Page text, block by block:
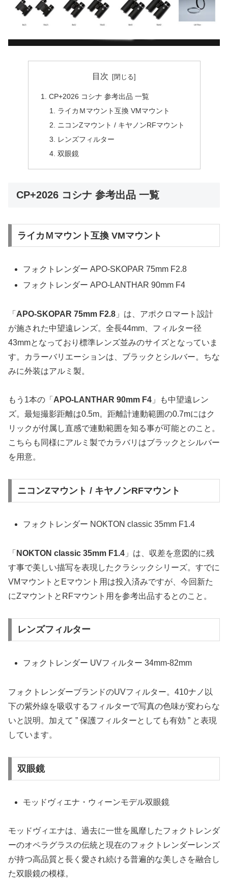
目次
CP+2026 コシナ 参考出品 一覧
ライカＭマウント互換 VMマウント
ニコンZマウント / キヤノンRFマウント
レンズフィルター
双眼鏡
CP+2026 コシナ 参考出品 一覧
ライカＭマウント互換 VMマウント
フォクトレンダー APO-SKOPAR 75mm F2.8
フォクトレンダー APO-LANTHAR 90mm F4
「 APO-SKOPAR 75mm F2.8 」は、アポクロマート設計
が施された中望遠レンズ。全長44mm、フィルター径
43mmとなっており標準レンズ並みのサイズとなっていま
す。カラーバリエーションは、ブラックとシルバー。ちな
みに外装はアルミ製。
もう1本の「 APO-LANTHAR 90mm F4 」も中望遠レン
ズ。最短撮影距離は0.5m。距離計連動範囲の0.7mにはク
リックが付属し直感で連動範囲を知る事が可能とのこと。
こちらも同様にアルミ製でカラバリはブラックとシルバー
を用意。
ニコンZマウント / キヤノンRFマウント
フォクトレンダー NOKTON classic 35mm F1.4
「 NOKTON classic 35mm F1.4 」は、収差を意図的に残
す事で美しい描写を表現したクラシックシリーズ。すでに
VMマウントとEマウント用は投入済みですが、今回新た
にZマウントとRFマウント用を参考出品するとのこと。
レンズフィルター
フォクトレンダー UVフィルター 34mm-82mm
フォクトレンダーブランドのUVフィルター。410ナノ以
下の紫外線を吸収するフィルターで写真の色味が変わらな
いと説明。加えて ” 保護フィルターとしても有効 ” と表現
しています。
双眼鏡
モッドヴィエナ・ウィーンモデル双眼鏡
モッドヴィエナは、過去に一世を風靡したフォクトレンダ
ーのオペラグラスの伝統と現在のフォクトレンダーレンズ
が持つ高品質と長く愛され続ける普遍的な美しさを融合し
た双眼鏡の模様。